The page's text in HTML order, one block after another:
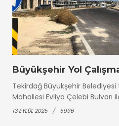
Büyükşehir Yol
Tekirdağ Büyükşehir
Mahallesi Evliya Çelebi Bulvarı
13 EYLÜL 2025 5996